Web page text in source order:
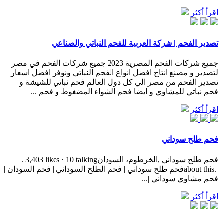
اقرأ أكثر
تصدير الفحم | شركة العربية للفحم النباتي والصناعي
جميع شركات الفحم المصرية 2023 جميع شركات الفحم في مصر
لتصدير و مصنع انتاج افضل انواع الفحم النباتي ونوفر افضل اسعار
تصدير الفحم من مصر الي كل دول العالم فحم نباتي للشيشة و
فحم نباتي للمشاوي و ايضا فحم الشواء المضغوط و فحم ...
اقرأ أكثر
فحم طلح سوداني
‎فحم طلح سوداني‎, ‎‏الخرطوم‏، ‏السودان‏‎. 3,403 likes · 10 talking
about this. ‎فحم طلح سوداني | فحم الطلح السوداني | فحم السودان |
فحم مشاوي سوداني |...
اقرأ أكثر